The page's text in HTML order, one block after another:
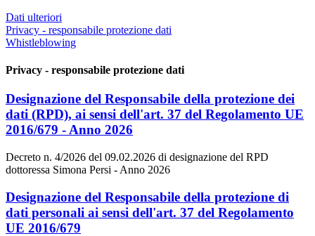
Dati ulteriori
Privacy - responsabile protezione dati
Whistleblowing
Privacy - responsabile protezione dati
Designazione del Responsabile della protezione dei
dati (RPD), ai sensi dell'art. 37 del Regolamento UE
2016/679 - Anno 2026
Decreto n. 4/2026 del 09.02.2026 di designazione del RPD
dottoressa Simona Persi - Anno 2026
Designazione del Responsabile della protezione di
dati personali ai sensi dell'art. 37 del Regolamento
UE 2016/679